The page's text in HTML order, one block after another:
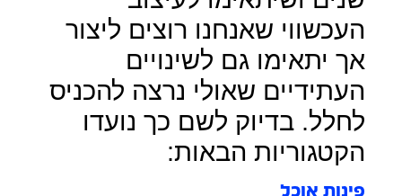
העכשווי שאנחנו רוצים ליצור
אך יתאימו גם לשינויים
העתידיים שאולי נרצה להכניס
לחלל. בדיוק לשם כך נועדו
הקטגוריות הבאות:
פינות אוכל